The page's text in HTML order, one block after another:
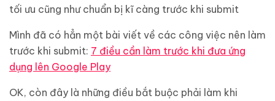
tối ưu cũng như chuẩn bị kĩ càng trước khi submit
Mình đã có hẳn một bài viết về các công việc nên làm
trước khi submit: 7 điều cần làm trước khi đưa ứng
dụng lên Google Play
OK, còn đây là những điều bắt buộc phải làm khi